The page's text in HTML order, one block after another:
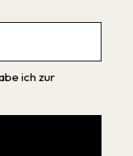
ich zur